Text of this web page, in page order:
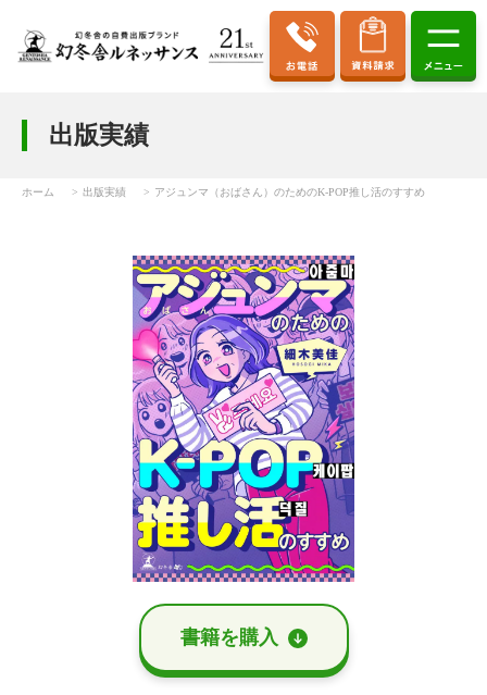
出版実績
ホーム 出版実績 アジュンマ（おばさん）のためのK-POP推し活のすすめ
書籍を購⼊